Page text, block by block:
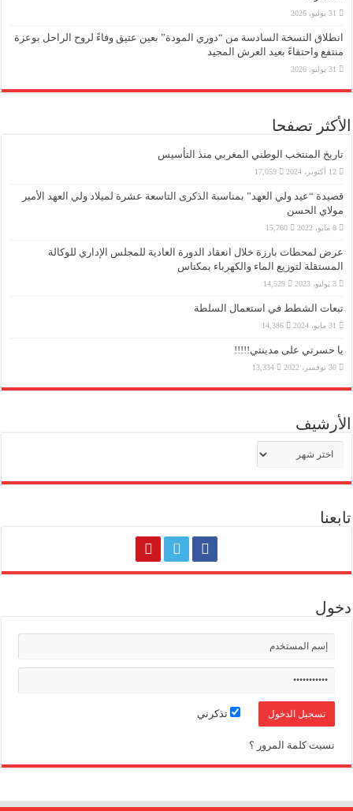
31 يوليو، 2026
انطلاق النسخة السادسة من “دوري المودة” بعين عتيق وفاءً لروح الراحل بوعزة
منتفع واحتفاءً بعيد العرش المجيد
31 يوليو، 2026
الأكثر تصفحا
تاريخ المنتخب الوطني المغربي منذ التأسيس
12 أكتوبر، 2024 17,059
قصيدة “عيد ولي العهد” بمناسبة الذكرى التاسعة عشرة لميلاد ولي العهد الأمير
مولاي الحسن
8 مايو، 2022 15,760
عرض لمحطات بارزة خلال انعقاد الدورة العادية للمجلس الإداري للوكالة
المستقلة لتوزيع الماء والكهرباء بمكناس
3 يوليو، 2023 14,529
تبعات الشطط في استعمال السلطة
31 مايو، 2024 14,386
يا حسرتي على مدينتي!!!!!
30 نوفمبر، 2022 13,334
الأرشيف
تابعنا
دخول
تذكرني
نسيت كلمة المرور ؟